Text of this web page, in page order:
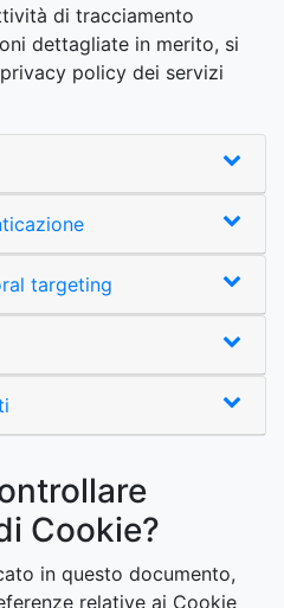
di tracciamento
dettagliate in merito, si
policy dei servizi
targeting
Cookie?
in questo documento,
relative ai Cookie